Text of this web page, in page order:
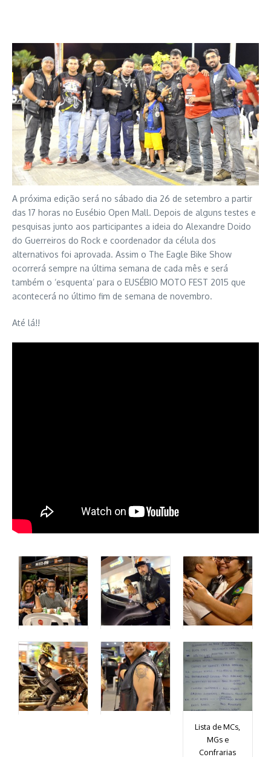
A próxima edição será no sábado dia 26 de setembro a partir
das 17 horas no Eusébio Open Mall. Depois de alguns testes e
pesquisas junto aos participantes a ideia do Alexandre Doido
do Guerreiros do Rock e coordenador da célula dos
alternativos foi aprovada. Assim o The Eagle Bike Show
ocorrerá sempre na última semana de cada mês e será
também o ‘esquenta’ para o EUSÉBIO MOTO FEST 2015 que
acontecerá no último fim de semana de novembro.
Até lá!!
Lista de MCs,
MGs e
Confrarias